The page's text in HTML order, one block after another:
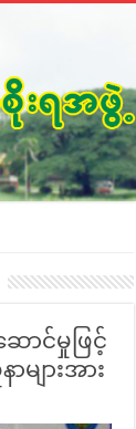
ာင်မှုဖြင့်
များအား